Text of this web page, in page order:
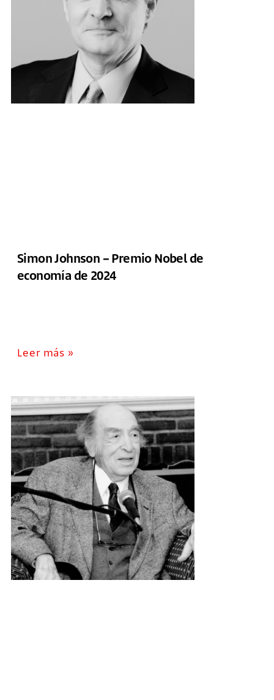
Simon Johnson – Premio Nobel de
economía de 2024
Leer más »